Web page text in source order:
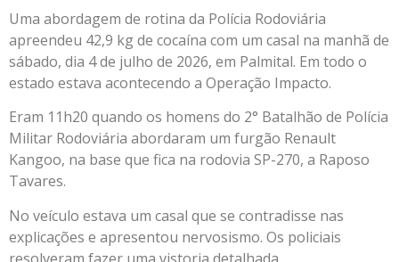
Uma abordagem de rotina da Polícia Rodoviária
apreendeu 42,9 kg de cocaína com um casal na manhã de
sábado, dia 4 de julho de 2026, em Palmital. Em todo o
estado estava acontecendo a Operação Impacto.
Eram 11h20 quando os homens do 2° Batalhão de Polícia
Militar Rodoviária abordaram um furgão Renault
Kangoo, na base que fica na rodovia SP-270, a Raposo
Tavares.
No veículo estava um casal que se contradisse nas
explicações e apresentou nervosismo. Os policiais